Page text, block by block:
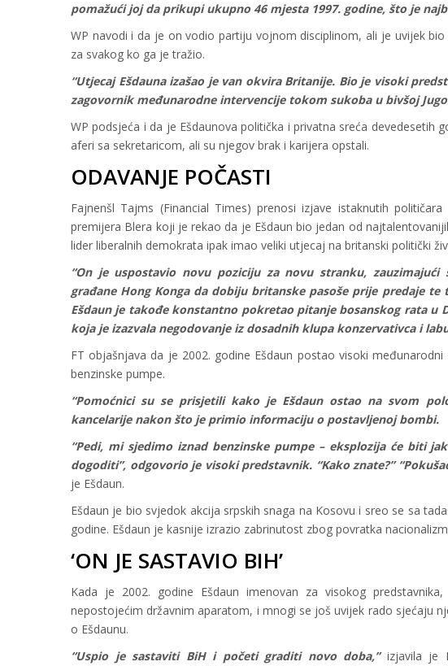
pomažući joj da prikupi ukupno 46 mjesta 1997. godine, što je
WP navodi i da je on vodio partiju vojnom disciplinom, ali je uvijek
za svakog ko ga je tražio.
“Utjecaj Ešdauna izašao je van okvira Britanije. Bio je visoki
zagovornik međunarodne intervencije tokom sukoba u bivšoj
WP podsjeća i da je Ešdaunova politička i privatna sreća
aferi sa sekretaricom, ali su njegov brak i karijera opstali.
ODAVANJE POČASTI
Fajnenšl Tajms (Financial Times) prenosi izjave istaknutih
premijera Blera koji je rekao da je Ešdaun bio jedan od
lider liberalnih demokrata ipak imao veliki utjecaj na britanski politički
“On je uspostavio novu poziciju za novu stranku,
građane Hong Konga da dobiju britanske pasoše prije predaje
Ešdaun je takođe konstantno pokretao pitanje bosanskog rata u
koja je izazvala negodovanje iz dosadnih klupa konzervativca i
FT objašnjava da je 2002. godine Ešdaun postao visoki
benzinske pumpe.
“Pomoćnici su se prisjetili kako je Ešdaun ostao na svom
kancelarije nakon što je primio informaciju o postavljenoj bombi.
“Pedi, mi sjedimo iznad benzinske pumpe – eksplozija će biti
dogoditi”, odgovorio je visoki predstavnik. “Kako znate?”
je Ešdaun.
Ešdaun je bio svjedok akcija srpskih snaga na Kosovu i sreo se sa
godine. Ešdaun je kasnije izrazio zabrinutost zbog povratka
‘ON JE SASTAVIO BIH’
Kada je 2002. godine Ešdaun imenovan za visokog
nepostojećim državnim aparatom, i mnogi se još uvijek rado sjećaju
o Ešdaunu.
“Uspio je sastaviti BiH i početi graditi novo doba,”izjavila je